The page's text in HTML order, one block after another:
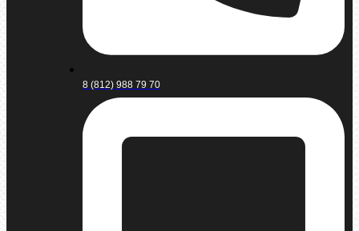
8 (812) 988 79 70